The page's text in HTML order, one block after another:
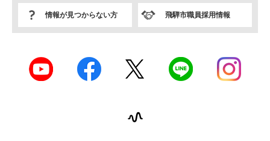
情報が見つからない方 飛騨市職員採用情報